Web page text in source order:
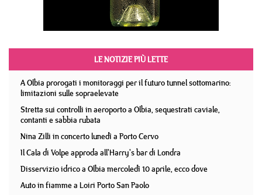
LE NOTIZIE PIÙ LETTE
A Olbia prorogati i monitoraggi per il futuro tunnel sottomarino:
limitazioni sulle sopraelevate
Stretta sui controlli in aeroporto a Olbia, sequestrati caviale,
contanti e sabbia rubata
Nina Zilli in concerto lunedì a Porto Cervo
Il Cala di Volpe approda all'Harry's bar di Londra
Disservizio idrico a Olbia mercoledì 10 aprile, ecco dove
Auto in fiamme a Loiri Porto San Paolo